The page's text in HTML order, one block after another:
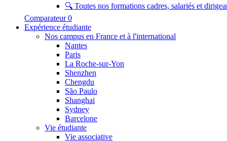
🔍 Toutes nos formations cadres, salariés et
Comparateur 0
Expérience étudiante
Nos campus en France et à l'international
Nantes
Paris
La Roche-sur-Yon
Shenzhen
Chengdu
São Paulo
Shanghai
Sydney
Barcelone
Vie étudiante
Vie associative